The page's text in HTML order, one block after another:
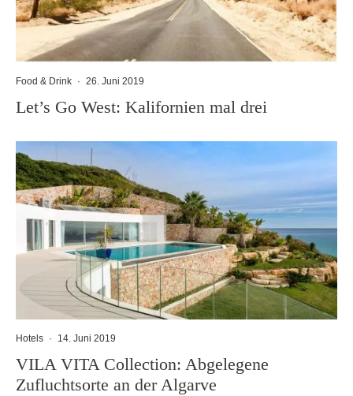
Food & Drink · 26. Juni 2019
Let’s Go West: Kalifornien mal drei
Hotels · 14. Juni 2019
VILA VITA Collection: Abgelegene
Zufluchtsorte an der Algarve